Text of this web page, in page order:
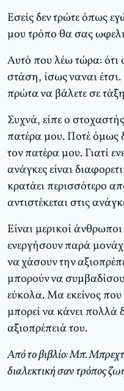
Εσείς δεν τρώτε όπως
μου τρόπο θα σας
Αυτό που λέω τώρα: ότι
στάση, ίσως ναναι έτσι.
πρώτα να βάλετε σε
Συχνά, είπε ο
πατέρα μου. Ποτέ όμως
τον πατέρα μου. Γιατί
ανάγκες είναι
κρατάει περισσότερο
αντιστέκεται στις
Είναι μερικοί
ενεργήσουν παρά
να χάσουν την
μπορούν να
εύκολα. Μα εκείνος που
μπορεί να κάνει πολλά
αξιοπρέπειά του.
Από το βιβλίο: Μπ.
διαλεκτική σαν τρόπος